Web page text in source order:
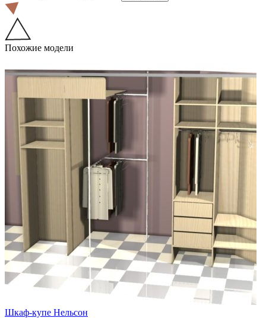
Похожие модели
Шкаф-купе Нельсон